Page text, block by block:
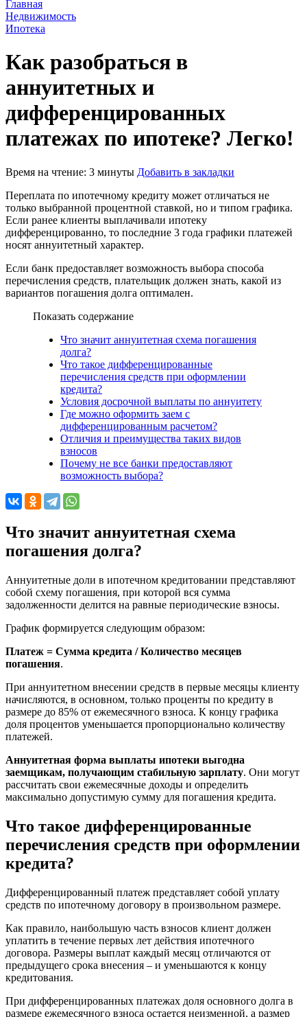
Главная
Недвижимость
Ипотека
Как разобраться в
аннуитетных и
дифференцированных
платежах по ипотеке? Легко!
Время на чтение: 3 минуты Добавить в закладки
Переплата по ипотечному кредиту может отличаться не
только выбранной процентной ставкой, но и типом графика.
Если ранее клиенты выплачивали ипотеку
дифференцированно, то последние 3 года графики платежей
носят аннуитетный характер.
Если банк предоставляет возможность выбора способа
перечисления средств, плательщик должен знать, какой из
вариантов погашения долга оптимален.
Показать содержание
Что значит аннуитетная схема погашения
долга?
Что такое дифференцированные
перечисления средств при оформлении
кредита?
Условия досрочной выплаты по аннуитету
Где можно оформить заем с
дифференцированным расчетом?
Отличия и преимущества таких видов
взносов
Почему не все банки предоставляют
возможность выбора?
Что значит аннуитетная схема
погашения долга?
Аннуитетные доли в ипотечном кредитовании представляют
собой схему погашения, при которой вся сумма
задолженности делится на равные периодические взносы.
График формируется следующим образом:
Платеж = Сумма кредита / Количество месяцев
погашения.
При аннуитетном внесении средств в первые месяцы клиенту
начисляются, в основном, только проценты по кредиту в
размере до 85% от ежемесячного взноса. К концу графика
доля процентов уменьшается пропорционально количеству
платежей.
Аннуитетная форма выплаты ипотеки выгодна
заемщикам, получающим стабильную зарплату. Они могут
рассчитать свои ежемесячные доходы и определить
максимально допустимую сумму для погашения кредита.
Что такое дифференцированные
перечисления средств при оформлении
кредита?
Дифференцированный платеж представляет собой уплату
средств по ипотечному договору в произвольном размере.
Как правило, наибольшую часть взносов клиент должен
уплатить в течение первых лет действия ипотечного
договора. Размеры выплат каждый месяц отличаются от
предыдущего срока внесения – и уменьшаются к концу
кредитования.
При дифференцированных платежах доля основного долга в
размере ежемесячного взноса остается неизменной, а размер